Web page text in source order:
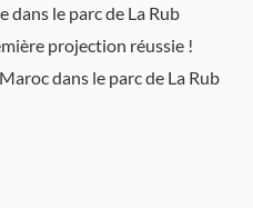
dans le parc de La Rub
projection réussie !
dans le parc de La Rub